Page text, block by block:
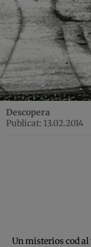
Descopera
Publicat: 13.02.2014
Un misterios cod